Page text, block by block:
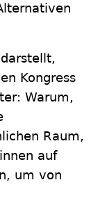
Kongress
Warum,
Raum,
auf
um von